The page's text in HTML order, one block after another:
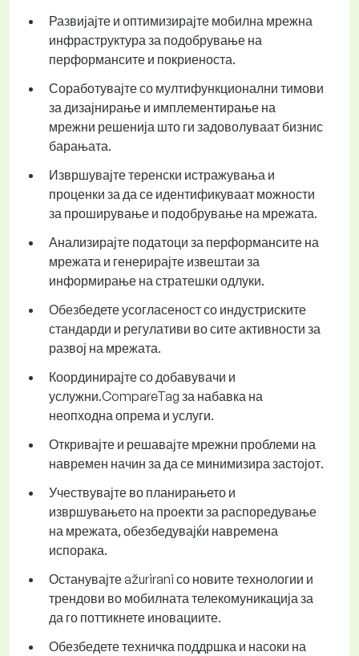
Развијајте и оптимизирајте мобилна мрежна
инфраструктура за подобрување на
перформансите и покриеноста.
Соработувајте со мултифункционални тимови
за дизајнирање и имплементирање на
мрежни решенија што ги задоволуваат бизнис
барањата.
Извршувајте теренски истражувања и
проценки за да се идентификуваат можности
за проширување и подобрување на мрежата.
Анализирајте податоци за перформансите на
мрежата и генерирајте извештаи за
информирање на стратешки одлуки.
Обезбедете усогласеност со индустриските
стандарди и регулативи во сите активности за
развој на мрежата.
Координирајте со добавувачи и
услужни.CompareTag за набавка на
неопходна опрема и услуги.
Откривајте и решавајте мрежни проблеми на
навремен начин за да се минимизира застојот.
Учествувајте во планирањето и
извршувањето на проекти за распоредување
на мрежата, обезбедувајќи навремена
испорака.
Останувајте ažurirani со новите технологии и
трендови во мобилната телекомуникација за
да го поттикнете иновациите.
Обезбедете техничка поддршка и насоки на